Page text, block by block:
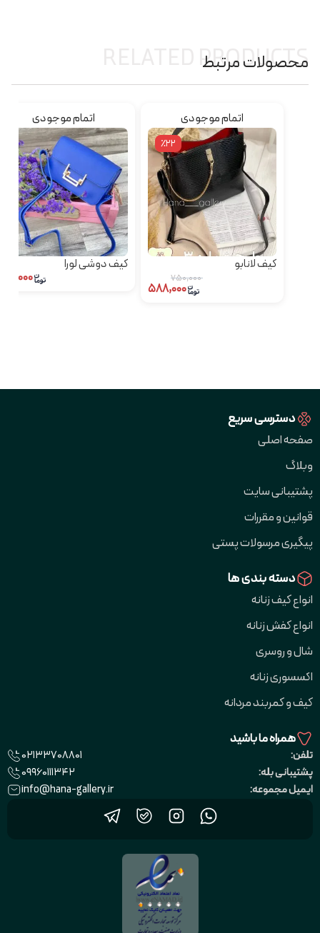
محصولات مرتبط
RELATED PRODUCTS
اتمام موجودی
٪22
کیف لانابو
۷۵۰,۰۰۰
اتمام موجودی
کیف دوشی لورا
دسترسی سریع
صفحه اصلی
وبلاگ
پشتیبانی سایت
قوانین و مقررات
پیگیری مرسولات پستی
دسته بندی ها
انواع کیف زنانه
انواع کفش زنانه
شال و روسری
اکسسوری زنانه
کیف و کمربند مردانه
همراه ما باشید
تلفن:
02133708801
پشتیبانی بله:
09960111342
ایمیل مجموعه:
info@hana-gallery.ir